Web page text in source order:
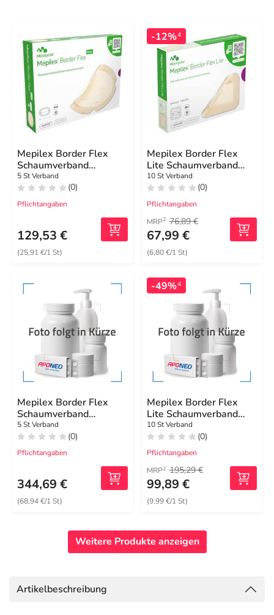
Mepilex Border Flex
Schaumverband
haft.7,8x10 cm oval
5 St Verband
(0)
Pflichtangaben
129,53 €
(25,91 €/1 St)
-12%4
Mepilex Border Flex
Lite Schaumverband
4x5 cm
10 St Verband
(0)
Pflichtangaben
MRP2 76,89 €
67,99 €
(6,80 €/1 St)
Mepilex Border Flex
Schaumverband
haft.15x19 cm oval
5 St Verband
(0)
Pflichtangaben
344,69 €
(68,94 €/1 St)
-49%4
Mepilex Border Flex
Lite Schaumverband
10x10 cm
10 St Verband
(0)
Pflichtangaben
MRP2 195,29 €
99,89 €
(9,99 €/1 St)
Weitere Produkte anzeigen
Artikelbeschreibung